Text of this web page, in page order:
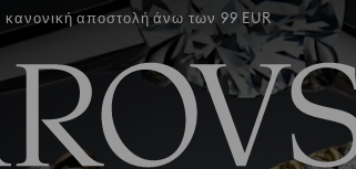
αποστολή άνω των 99 EUR Δωρεάν